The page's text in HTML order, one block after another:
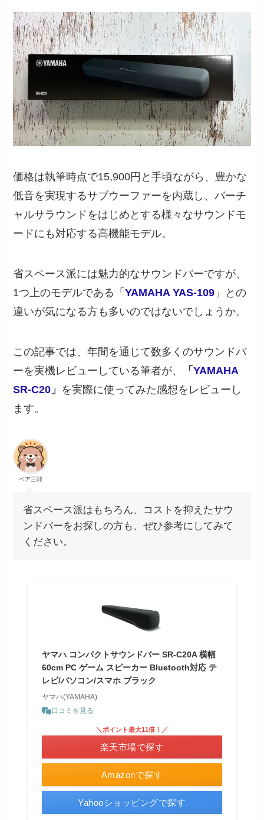
価格は執筆時点で15,900円と手頃ながら、豊かな
低音を実現するサブウーファーを内蔵し、バーチ
ャルサラウンドをはじめとする様々なサウンドモ
ードにも対応する高機能モデル。
省スペース派には魅力的なサウンドバーですが、
1つ上のモデルである「YAMAHA YAS-109 」との
違いが気になる方も多いのではないでしょうか。
この記事では、年間を通じて数多くのサウンドバ
ーを実機レビューしている筆者が、
「YAMAHA
SR-C20 」 を実際に使ってみた感想をレビューし
ます。
ベア三郎
省スペース派はもちろん、コストを抑えたサウ
ンドバーをお探しの方も、ぜひ参考にしてみて
ください。
ヤマハ コンパクトサウンドバー SR-C20A 横幅
60cm PC ゲーム スピーカー Bluetooth対応 テ
レビ/パソコン/スマホ ブラック
ヤマハ(YAMAHA)
口コミを見る
Amazonで探す
＼ポイント最大11倍！／
楽天市場で探す
Yahooショッピングで探す